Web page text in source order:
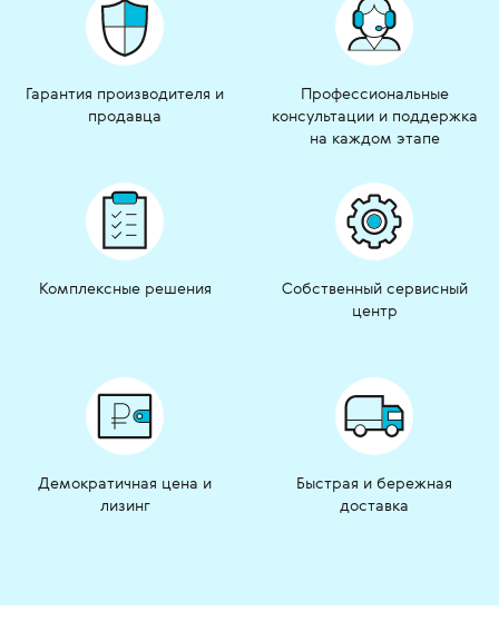
Гарантия производителя и
продавца
Профессиональные
консультации и поддержка
на каждом этапе
Комплексные решения
Собственный сервисный
центр
Демократичная цена и
лизинг
Быстрая и бережная
доставка